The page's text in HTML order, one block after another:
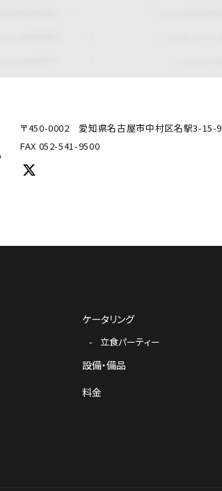
〒450-0002
愛知県名古屋市中村区名駅3-15-9
FAX 052-541-9500
ケータリング
立食パーティー
設備・備品
料金